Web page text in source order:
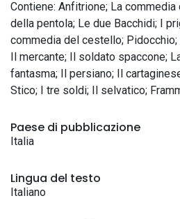
Contiene: Anfitrione; La
della pentola; Le due Bacchidi; I
commedia del cestello; Pidocchio;
Il mercante; Il soldato spaccone;
fantasma; Il persiano; Il
Stico; I tre soldi; Il selvatico;
Paese di pubblicazione
Italia
Lingua del testo
Italiano